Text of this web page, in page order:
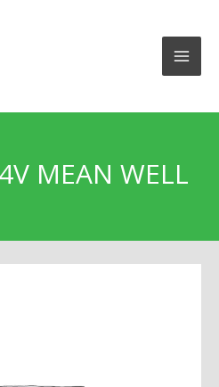
MEAN WELL